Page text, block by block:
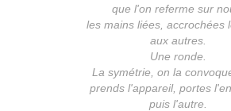
que l'on referme sur
les mains liées, accrochées
aux autres.
Une ronde.
La symétrie, on la
prends l'appareil, portes
puis l'autre.